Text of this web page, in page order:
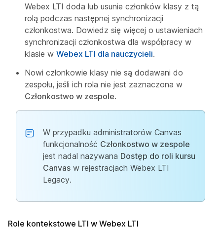
Webex LTI doda lub usunie członków klasy z tą
rolą podczas następnej synchronizacji
członkostwa. Dowiedz się więcej o ustawieniach
synchronizacji członkostwa dla współpracy w
klasie w Webex LTI dla nauczycieli.
Nowi członkowie klasy nie są dodawani do
zespołu, jeśli ich rola nie jest zaznaczona w
Członkostwo w zespole.
W przypadku administratorów Canvas
funkcjonalność Członkostwo w zespole
jest nadal nazywana Dostęp do roli kursu
Canvas w rejestracjach Webex LTI
Legacy.
Role kontekstowe LTI w Webex LTI